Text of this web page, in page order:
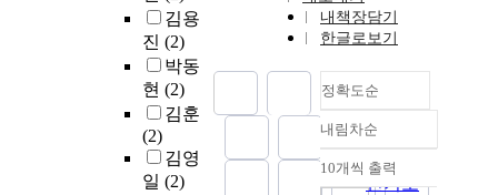
김용
진 (2)
박동
현 (2)
김훈
(2)
김영
일 (2)
내책장담기
한글로보기
정확도순
정확도
순
인기도
내림차순
내림차순
10개씩 출력